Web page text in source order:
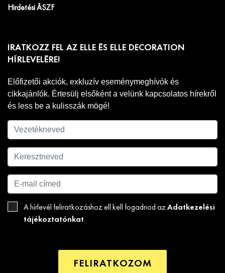
Hirdetési ÁSZF
IRATKOZZ FEL AZ ELLE ÉS ELLE DECORATION
HÍRLEVELÉRE!
Előfizetői akciók, exkluzív eseménymeghívók és
cikkajánlók. Értesülj elsőként a velünk kapcsolatos hírekről
és less be a kulisszák mögé!
A hírlevél feliratkozáshoz ell kell fogadnod az Adatkezelési
tájékoztatónkat.
FELIRATKOZOM